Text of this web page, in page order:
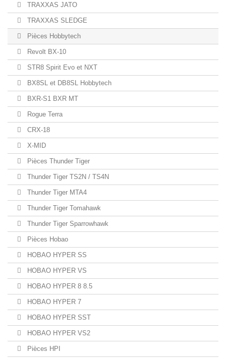
TRAXXAS JATO
TRAXXAS SLEDGE
Pièces Hobbytech
Revolt BX-10
STR8 Spirit Evo et NXT
BX8SL et DB8SL Hobbytech
BXR-S1 BXR MT
Rogue Terra
CRX-18
X-MID
Pièces Thunder Tiger
Thunder Tiger TS2N / TS4N
Thunder Tiger MTA4
Thunder Tiger Tomahawk
Thunder Tiger Sparrowhawk
Pièces Hobao
HOBAO HYPER SS
HOBAO HYPER VS
HOBAO HYPER 8 8.5
HOBAO HYPER 7
HOBAO HYPER SST
HOBAO HYPER VS2
Pièces HPI